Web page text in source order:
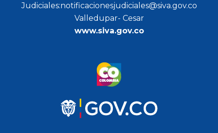
Judiciales:notificacionesjudiciales@siva.gov.co
Valledupar- Cesar
www.siva.gov.co